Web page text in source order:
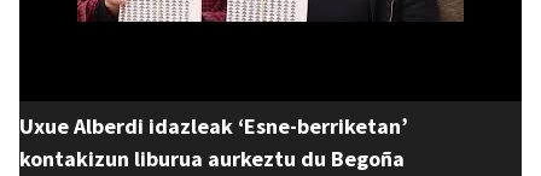
Uxue Alberdi idazleak ‘Esne-berriketan’
kontakizun liburua aurkeztu du Begoña